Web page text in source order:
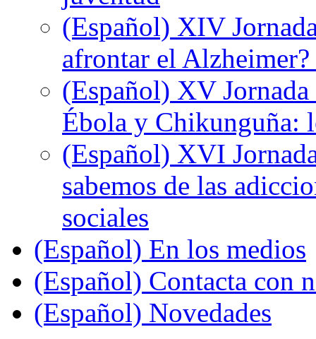
(Español) XIV
afrontar el
(Español) XV
Ébola y Chikunguña:
(Español) XVI
sabemos de las
sociales
(Español) En los medios
(Español) Contacta con
(Español) Novedades